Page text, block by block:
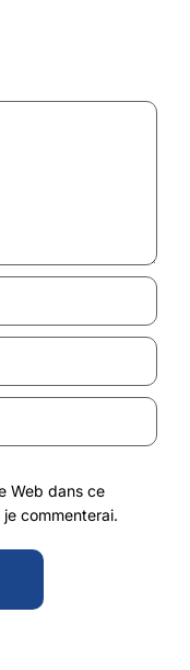
Web dans ce
commenterai.